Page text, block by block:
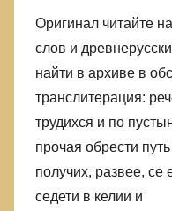
Оригинал читайте
слов и
найти в архиве в
транслитерация:
трудихся и по
прочая обрести
получих, развее, се
седети в келии и